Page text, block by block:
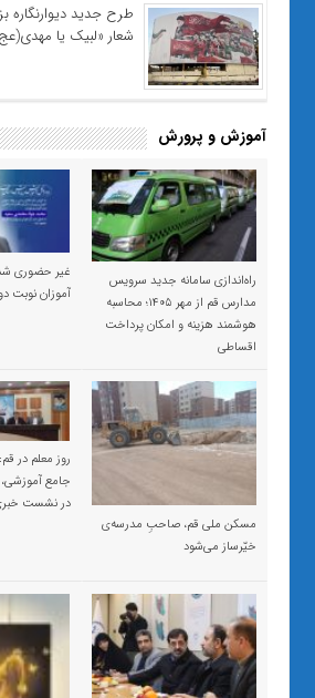
طرح جدید دیوارنگاره
شعار «لبیک یا
آموزش و پرورش
راه‌اندازی سامانه جدید سرویس
مدارس قم از مهر ۱۴۰۵؛ محاسبه
هوشمند هزینه و امکان پرداخت
اقساطی
غیر حضوری
آموزان نوبت دوم از ۹
مسکن ملی قم، صاحبِ مدرسه‌ی
خیّرساز می‌شود
روز معلم در
جامع
در نشست